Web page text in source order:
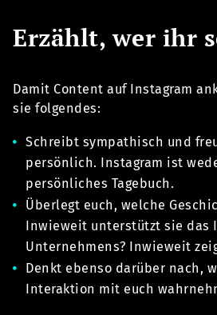
Erzählt, wer ihr
Damit Content auf Instagram
sie folgendes:
Schreibt sympathisch und
persönlich. Instagram ist
persönliches Tagebuch.
Überlegt euch, welche
Inwieweit unterstützt sie das
Unternehmens? Inwieweit
Denkt ebenso darüber nach,
Interaktion mit euch